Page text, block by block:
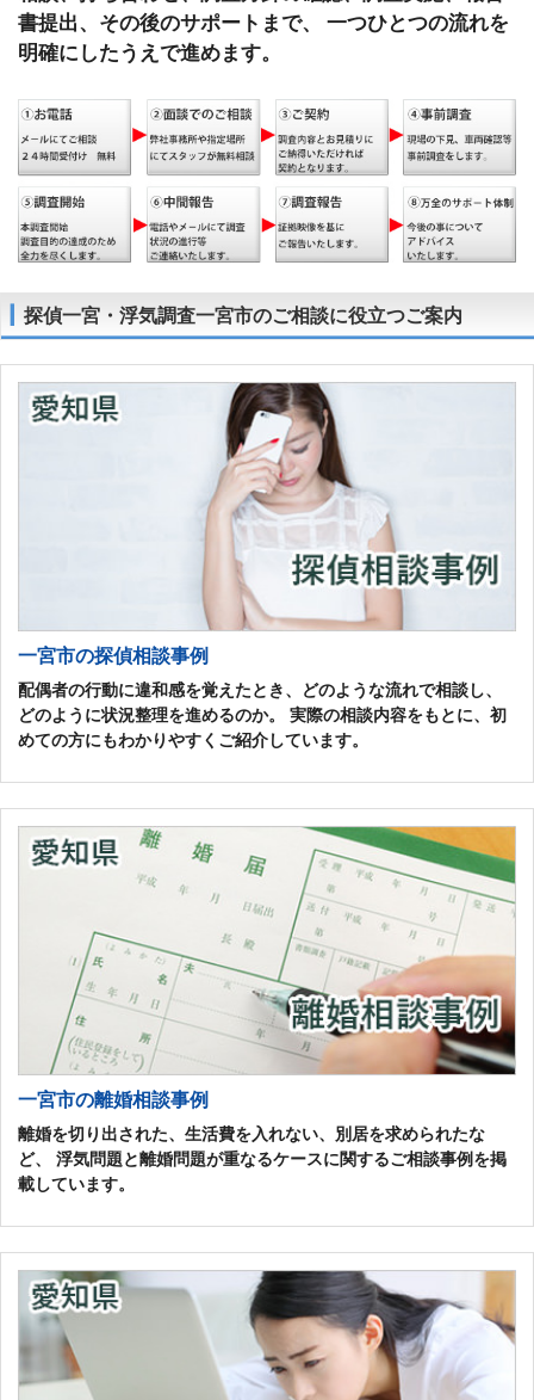
書提出、その後のサポートまで、 一つひとつの流れを
明確にしたうえで進めます。
探偵一宮・浮気調査一宮市のご相談に役立つご案内
一宮市の探偵相談事例
配偶者の行動に違和感を覚えたとき、どのような流れで相談し、
どのように状況整理を進めるのか。 実際の相談内容をもとに、初
めての方にもわかりやすくご紹介しています。
一宮市の離婚相談事例
離婚を切り出された、生活費を入れない、別居を求められたな
ど、 浮気問題と離婚問題が重なるケースに関するご相談事例を掲
載しています。